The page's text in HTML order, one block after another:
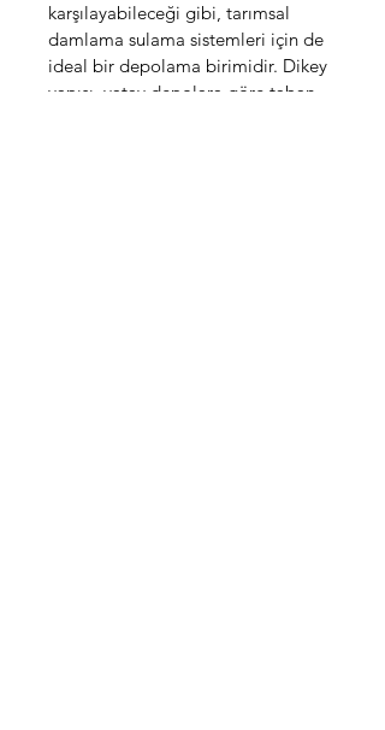
karşılayabileceği gibi, tarımsal
damlama sulama sistemleri için de
ideal bir depolama birimidir. Dikey
yapısı, yatay depolara göre taban